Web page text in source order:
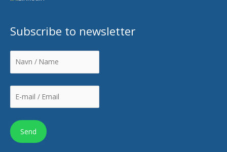
Subscribe to newsletter